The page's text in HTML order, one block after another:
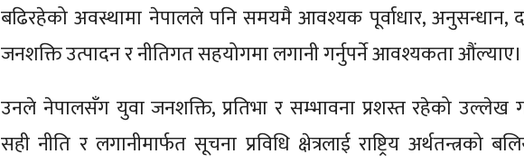
बढिरहेको अवस्थामा नेपालले पनि समयमै आवश्यक पूर्वाधार, अनुसन्धान,
जनशक्ति उत्पादन र नीतिगत सहयोगमा लगानी गर्नुपर्ने आवश्यकता औंल्याए।
उनले नेपालसँग युवा जनशक्ति, प्रतिभा र सम्भावना प्रशस्त रहेको उल्लेख
सही नीति र लगानीमार्फत सूचना प्रविधि क्षेत्रलाई राष्ट्रिय अर्थतन्त्रको